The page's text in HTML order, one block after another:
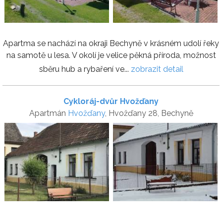
Apartma se nachází na okraji Bechyně v krásném udolí řeky
na samotě u lesa. V okolí je velice pěkná příroda, možnost
sběru hub a rybaření ve... zobrazit detail
Cykloráj-dvůr Hvožďany
Apartmán Hvožďany, Hvožďany 28, Bechyně